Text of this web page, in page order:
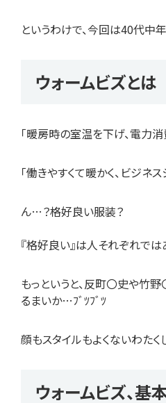
というわけで、今回は40代中
ウォームビズとは
「暖房時の室温を下げ、電力
「働きやすくて暖かく、ビジネ
ん…？格好良い服装？
『格好良い』は人それぞれで
もっというと、反町〇史や竹
るまいか…ﾌﾞﾂﾌﾞﾂ
顔もスタイルもよくないわた
ウォームビズ、基